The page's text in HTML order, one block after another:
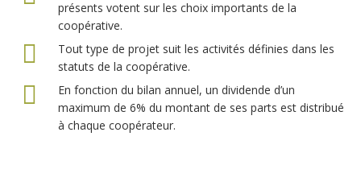
présents votent sur les choix importants de la
coopérative.
Tout type de projet suit les activités définies dans les
statuts de la coopérative.
En fonction du bilan annuel, un dividende d’un
maximum de 6% du montant de ses parts est distribué
à chaque coopérateur.